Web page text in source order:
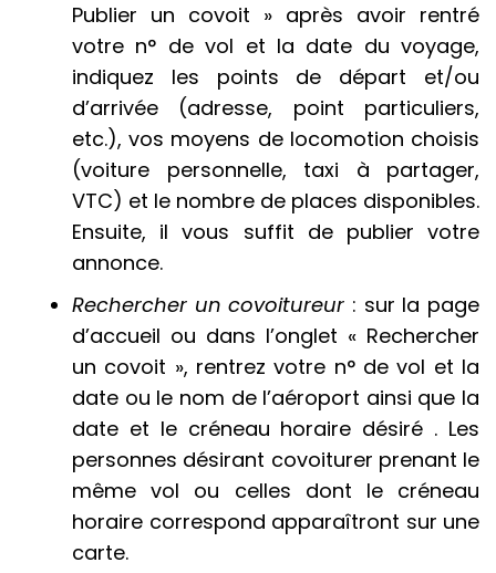
Publier un covoit » après avoir rentré
votre n° de vol et la date du voyage,
indiquez les points de départ et/ou
d’arrivée (adresse, point particuliers,
etc.), vos moyens de locomotion choisis
(voiture personnelle, taxi à partager,
VTC) et le nombre de places disponibles.
Ensuite, il vous suffit de publier votre
annonce.
Rechercher un covoitureur : sur la page
d’accueil ou dans l’onglet « Rechercher
un covoit », rentrez votre n° de vol et la
date ou le nom de l’aéroport ainsi que la
date et le créneau horaire désiré . Les
personnes désirant covoiturer prenant le
même vol ou celles dont le créneau
horaire correspond apparaîtront sur une
carte.